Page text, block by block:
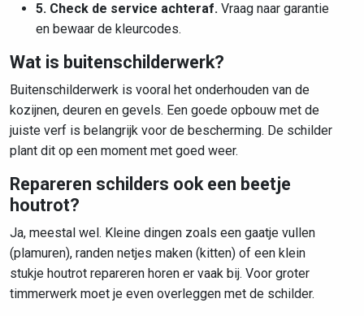
5. Check de service achteraf. Vraag naar garantie
en bewaar de kleurcodes.
Wat is buitenschilderwerk?
Buitenschilderwerk is vooral het onderhouden van de
kozijnen, deuren en gevels. Een goede opbouw met de
juiste verf is belangrijk voor de bescherming. De schilder
plant dit op een moment met goed weer.
Repareren schilders ook een beetje
houtrot?
Ja, meestal wel. Kleine dingen zoals een gaatje vullen
(plamuren), randen netjes maken (kitten) of een klein
stukje houtrot repareren horen er vaak bij. Voor groter
timmerwerk moet je even overleggen met de schilder.